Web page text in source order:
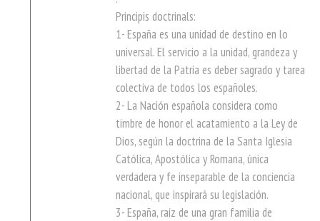
Principis doctrinals:
1- España es una unidad de destino en lo
universal. El servicio a la unidad, grandeza y
libertad de la Patria es deber sagrado y tarea
colectiva de todos los españoles.
2- La Nación española considera como
timbre de honor el acatamiento a la Ley de
Dios, según la doctrina de la Santa Iglesia
Católica, Apostólica y Romana, única
verdadera y fe inseparable de la conciencia
nacional, que inspirará su legislación.
3- España, raíz de una gran familia de